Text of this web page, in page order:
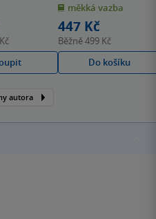
5
hvězdiček
měkká vazba
447 Kč
Běžně499 Kč
Do košíku
autora